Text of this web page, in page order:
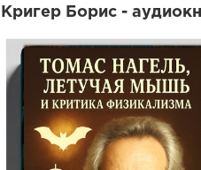
Кригер Борис -